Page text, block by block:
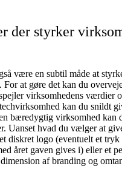
der styrker
være en subtil måde at
For at gøre det kan du
virksomhedens værdier
kan du snildt
bæredygtig virksomhed kan
Uanset hvad du vælger at
diskret logo (eventuelt et tryk
året gaven gives i) eller et
af branding og